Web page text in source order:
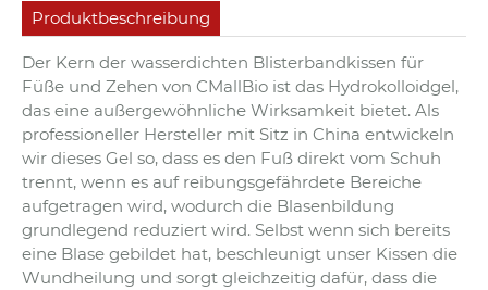
Produktbeschreibung
Der Kern der wasserdichten Blisterbandkissen für
Füße und Zehen von CMallBio ist das Hydrokolloidgel,
das eine außergewöhnliche Wirksamkeit bietet. Als
professioneller Hersteller mit Sitz in China entwickeln
wir dieses Gel so, dass es den Fuß direkt vom Schuh
trennt, wenn es auf reibungsgefährdete Bereiche
aufgetragen wird, wodurch die Blasenbildung
grundlegend reduziert wird. Selbst wenn sich bereits
eine Blase gebildet hat, beschleunigt unser Kissen die
Wundheilung und sorgt gleichzeitig dafür, dass die